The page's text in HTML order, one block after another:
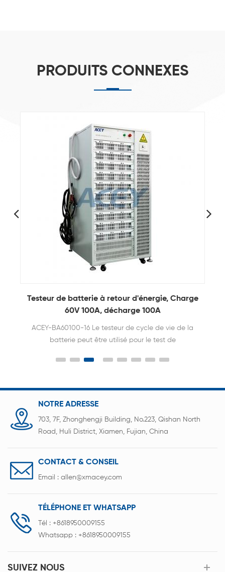
PRODUITS CONNEXES
Testeur de batterie à retour d'énergie, Charge
60V 100A, décharge 100A
ACEY-BA60100-16 Le testeur de cycle de vie de la
batterie peut être utilisé pour le test de
modules de batterie des aspirateurs, des outils
batteries.
NOTRE ADRESSE
703, 7F, Zhonghengji Building, No.223, Qishan North
Road, Huli District, Xiamen, Fujian, China
CONTACT & CONSEIL
Email : allen@xmacey.com
TÉLÉPHONE ET WHATSAPP
Tél : +8618950009155
Whatsapp : +8618950009155
SUIVEZ NOUS